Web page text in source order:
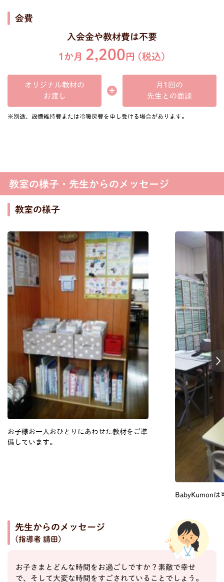
会費
入会金や教材費は不要
1か月 2,200円 (税込)
オリジナル教材の
お渡し
月1回の
先生との面談
※別途、設備維持費または冷暖房費を申し受ける場合があります。
教室の様子・先生からのメッセージ
教室の様子
お子様お一人おひとりにあわせた教材をご準
備しています。
BabyKumonは
Next
先生からのメッセージ
(指導者 請田)
お子さまとどんな時間をお過ごしですか？素敵で幸せ
で、そして大変な時間をすごされていることでしょう。